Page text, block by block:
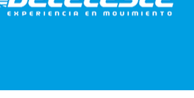
feria HOMEFEST en el